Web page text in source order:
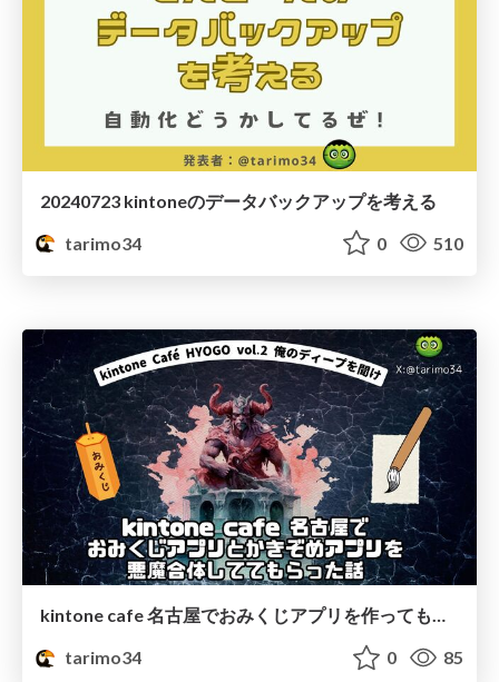
20240723 kintoneのデータバックアップを考える
tarimo34
0 510
kintone cafe 名古屋でおみくじアプリを作ってもらった話
tarimo34
0 85